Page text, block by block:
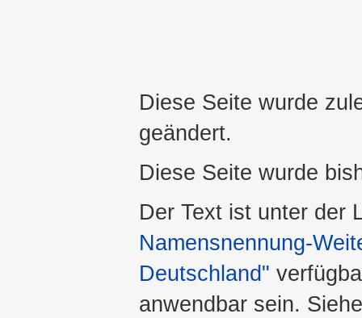
Diese Seite wurde
geändert.
Diese Seite wurde
Der Text ist unter der
Namensnennung-
Deutschland"
anwendbar sein.